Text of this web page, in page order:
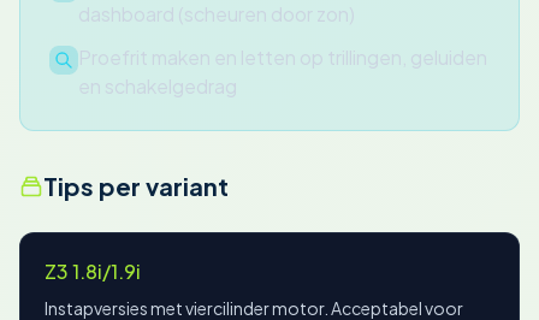
dashboard (scheuren door zon)
Proefrit maken en letten op trillingen, geluiden
en schakelgedrag
Tips per variant
Z3 1.8i/1.9i
Instapversies met viercilinder motor. Acceptabel voor